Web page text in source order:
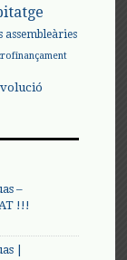
assembleàries
–
!!!
|